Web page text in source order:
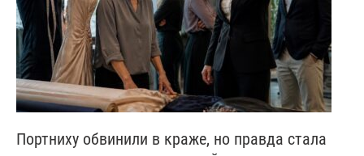
Портниху обвинили в краже, но правда стала